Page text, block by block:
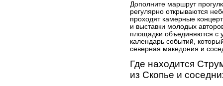
Дополните маршрут
регулярно открываются
проходят камерные
и выставки молодых
площадки объединяются с
календарь событий,
северная македония и
Где находится
из Скопье и